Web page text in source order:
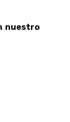
nuestro